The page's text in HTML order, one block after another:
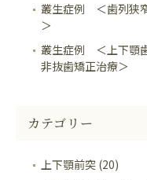
叢生症例 ＜歯列狭
＞
叢生症例 ＜上下顎
非抜歯矯正治療＞
カテゴリー
上下顎前突 (20)